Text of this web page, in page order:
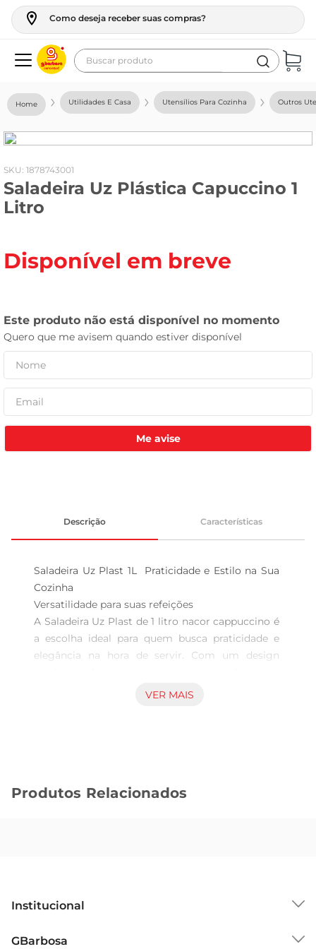
Como deseja receber suas compras?
Buscar produto
Utilidades E Casa Utensílios Para Cozinha Outros
: 1878743001
Saladeira Uz Plástica Capuccino 1
Litro
Disponível em breve
Me avise
Descrição Características
Saladeira Uz Plast 1L  Praticidade e Estilo na Sua
Cozinha
Versatilidade para suas refeições
A Saladeira Uz Plast de 1 litro nacor cappuccino é
a escolha ideal para quem busca praticidade e
elegância na hora de servir. Com um design
preparar e apresentar saladas,
Fabricada em plástico de alta qualidade, a
que a torna uma opção prática para o dia a dia.
Com sua cor cappuccino, a Saladeira Uz Plast traz
VER MAIS
Produtos Relacionados
Institucional
GBarbosa
geladeira
fogao
café
cerveja
leite
celular